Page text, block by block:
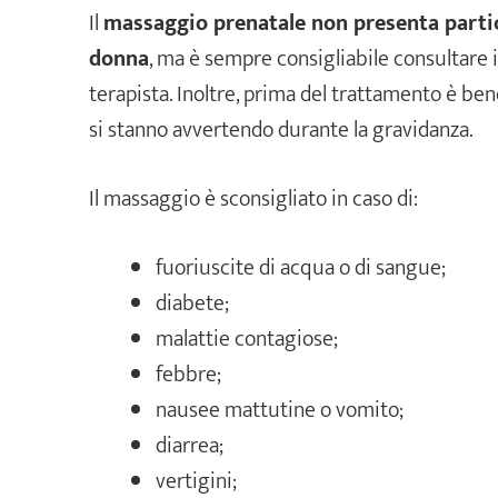
Ilmassaggio prenatale non presenta
donna, ma è sempre consigliabile
terapista. Inoltre, prima del trattamento è
si stanno avvertendo durante la gravidanza.
Il massaggio è sconsigliato in caso di:
fuoriuscite di acqua o di sangue;
diabete;
malattie contagiose;
febbre;
nausee mattutine o vomito;
diarrea;
vertigini;